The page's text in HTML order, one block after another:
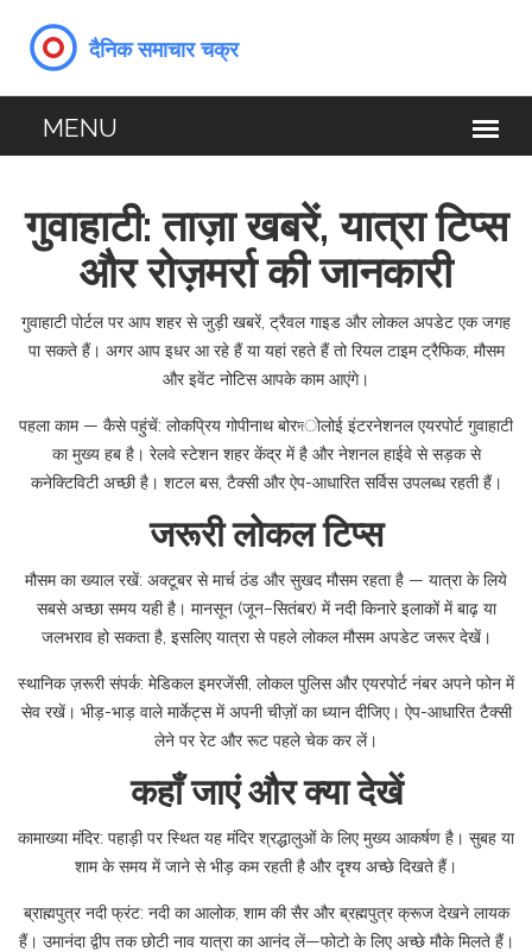
गुवाहाटी: ताज़ा खबरें, यात्रा टिप्स
और रोज़मर्रा की जानकारी
गुवाहाटी पोर्टल पर आप शहर से जुड़ी खबरें, ट्रैवल गाइड और लोकल अपडेट एक जगह
पा सकते हैं। अगर आप इधर आ रहे हैं या यहां रहते हैं तो रियल टाइम ट्रैफिक, मौसम
और इवेंट नोटिस आपके काम आएंगे।
पहला काम — कैसे पहुंचें: लोकप्रिय गोपीनाथ बोरদोलोई इंटरनेशनल एयरपोर्ट गुवाहाटी
का मुख्य हब है। रेलवे स्टेशन शहर केंद्र में है और नेशनल हाईवे से सड़क से
कनेक्टिविटी अच्छी है। शटल बस, टैक्सी और ऐप-आधारित सर्विस उपलब्ध रहती हैं।
जरूरी लोकल टिप्स
मौसम का ख्याल रखें: अक्टूबर से मार्च ठंड और सुखद मौसम रहता है — यात्रा के लिये
सबसे अच्छा समय यही है। मानसून (जून–सितंबर) में नदी किनारे इलाकों में बाढ़ या
जलभराव हो सकता है, इसलिए यात्रा से पहले लोकल मौसम अपडेट जरूर देखें।
स्थानिक ज़रूरी संपर्क: मेडिकल इमरजेंसी, लोकल पुलिस और एयरपोर्ट नंबर अपने फोन में
सेव रखें। भीड़-भाड़ वाले मार्केट्स में अपनी चीज़ों का ध्यान दीजिए। ऐप-आधारित टैक्सी
लेने पर रेट और रूट पहले चेक कर लें।
कहाँ जाएं और क्या देखें
कामाख्या मंदिर: पहाड़ी पर स्थित यह मंदिर श्रद्धालुओं के लिए मुख्य आकर्षण है। सुबह या
शाम के समय में जाने से भीड़ कम रहती है और दृश्य अच्छे दिखते हैं।
ब्राह्मपुत्र नदी फ्रंट: नदी का आलोक, शाम की सैर और ब्रह्मपुत्र क्रूज देखने लायक
हैं। उमानंदा द्वीप तक छोटी नाव यात्रा का आनंद लें—फोटो के लिए अच्छे मौके मिलते हैं।